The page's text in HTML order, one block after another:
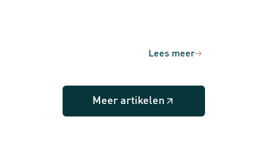
Lees meer
Meer artikelen